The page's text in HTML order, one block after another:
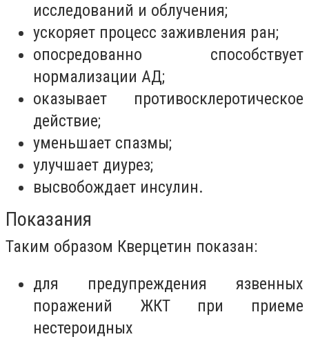
исследований и облучения;
ускоряет процесс заживления ран;
опосредованно способствует
нормализации АД;
оказывает противосклеротическое
действие;
уменьшает спазмы;
улучшает диурез;
высвобождает инсулин.
Показания
Таким образом Кверцетин показан:
для предупреждения язвенных
поражений ЖКТ при приеме
нестероидных